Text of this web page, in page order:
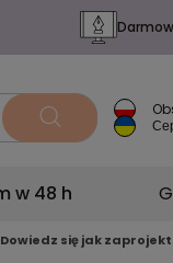
w 48 h
się jak